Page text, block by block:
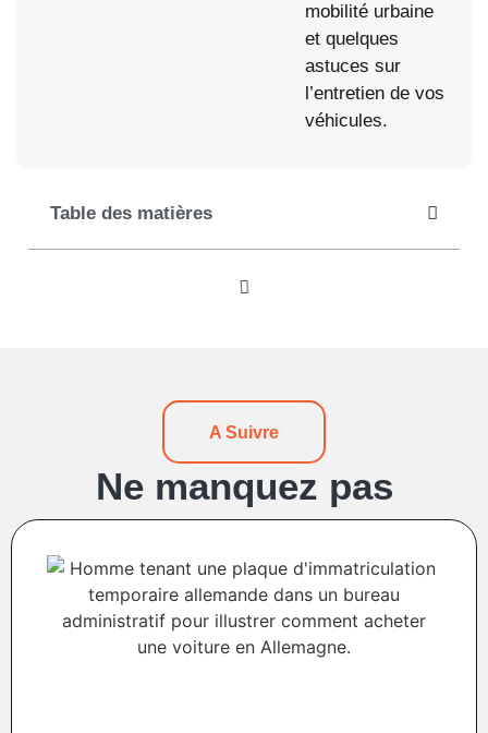
mobilité urbaine
et quelques
astuces sur
l’entretien de vos
véhicules.
Table des matières
A Suivre
Ne manquez pas